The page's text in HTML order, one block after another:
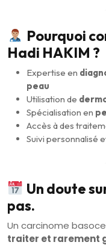
Pourquoi
Hadi HAKIM ?
Expertise en
peau
Utilisation de
Spécialisation en
Accès à des
Suivi personnalisé
Un doute
pas.
Un carcinome
traiter et rarement